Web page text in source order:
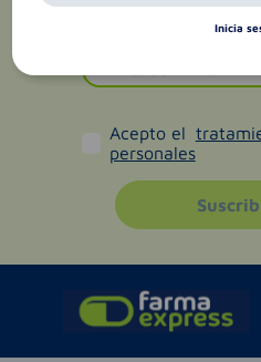
Acepto el
personales
Inicia